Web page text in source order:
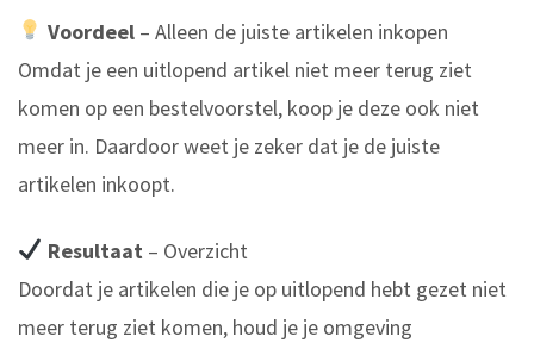
Voordeel– Alleen de juiste artikelen inkopen
Omdat je een uitlopend artikel niet meer terug ziet
komen op een bestelvoorstel, koop je deze ook niet
meer in. Daardoor weet je zeker dat je de juiste
artikelen inkoopt.
Resultaat – Overzicht
Doordat je artikelen die je op uitlopend hebt gezet niet
meer terug ziet komen, houd je je omgeving